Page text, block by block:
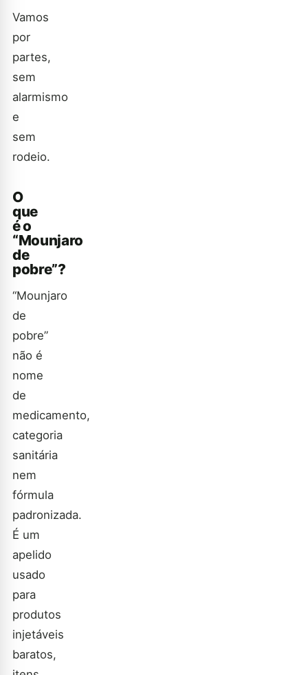
Vamos
por
partes,
sem
alarmismo
e
sem
rodeio.
O
que
é o
“Mounjaro
de
pobre”?
“Mounjaro
de
pobre”
não é
nome
de
medicamento,
categoria
sanitária
nem
fórmula
padronizada.
É um
apelido
usado
para
produtos
injetáveis
baratos,